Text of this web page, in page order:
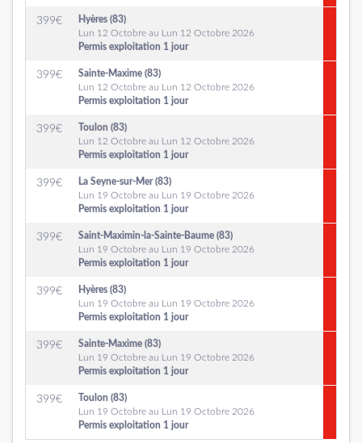
399€
Hyères (83)
Lun 12 Octobre au Lun 12 Octobre 2026
Permis exploitation 1 jour
399€
Sainte-Maxime (83)
Lun 12 Octobre au Lun 12 Octobre 2026
Permis exploitation 1 jour
399€
Toulon (83)
Lun 12 Octobre au Lun 12 Octobre 2026
Permis exploitation 1 jour
399€
La Seyne-sur-Mer (83)
Lun 19 Octobre au Lun 19 Octobre 2026
Permis exploitation 1 jour
399€
Saint-Maximin-la-Sainte-Baume (83)
Lun 19 Octobre au Lun 19 Octobre 2026
Permis exploitation 1 jour
399€
Hyères (83)
Lun 19 Octobre au Lun 19 Octobre 2026
Permis exploitation 1 jour
399€
Sainte-Maxime (83)
Lun 19 Octobre au Lun 19 Octobre 2026
Permis exploitation 1 jour
399€
Toulon (83)
Lun 19 Octobre au Lun 19 Octobre 2026
Permis exploitation 1 jour